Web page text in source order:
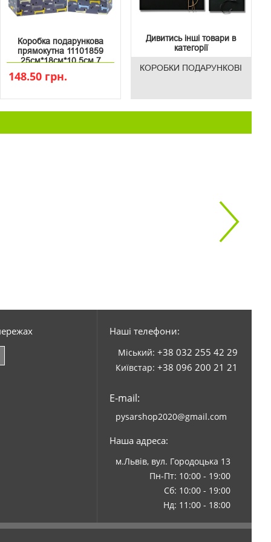
Коробка подарункова
прямокутна 11101859
25см*18см*10.5см 7
148.50 грн.
Дивитись інші товари в
категорії
КОРОБКИ ПОДАРУНКОВІ
Наші телефони:
Міський: +38 032 255 42 29
Київстар: +38 096 200 21 21
E-mail:
pysarshop2020@gmail.com
Наша адреса:
м.Львів, вул. Городоцька 13
Пн-Пт: 10:00 - 19:00
Сб: 10:00 - 19:00
Нд: 11:00 - 18:00